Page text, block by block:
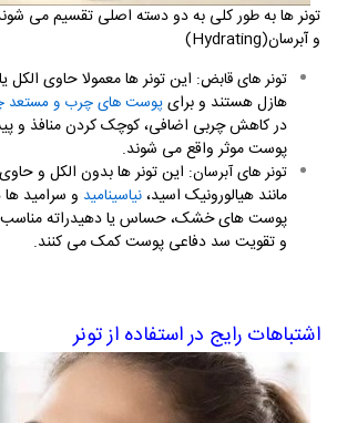
تونر ها به طور کلی به دو دسته اصلی تقسیم می
و آبرسان(Hydrating)
تونر های قابض: این تونر ها معمولا حاوی الکل
هازل هستند و برایپوست های چرب و مستعد
در کاهش چربی اضافی، کوچک کردن منافذ و
پوست موثر واقع می شوند.
تونر های آبرسان: این تونر ها بدون الکل و
مانند هیالورونیک اسید،نیاسینامید و سرامید
پوست های خشک، حساس یا دهیدراته
و تقویت سد دفاعی پوست کمک می کنند.
اشتباهات رایج در استفاده از تونر